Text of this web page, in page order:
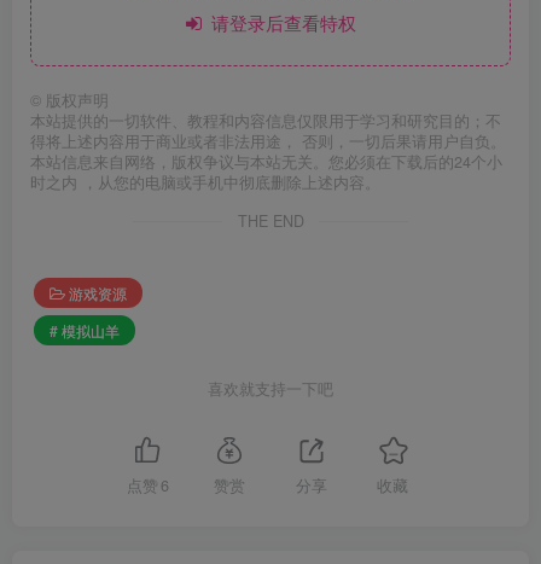
请登录后查看特权
© 版权声明
本站提供的一切软件、教程和内容信息仅限用于学习和研究目的；不
得将上述内容用于商业或者非法用途， 否则，一切后果请用户自负。
本站信息来自网络，版权争议与本站无关。您必须在下载后的24个小
时之内 ，从您的电脑或手机中彻底删除上述内容。
THE END
游戏资源
# 模拟山羊
喜欢就支持一下吧
点赞 6 赞赏 分享 收藏